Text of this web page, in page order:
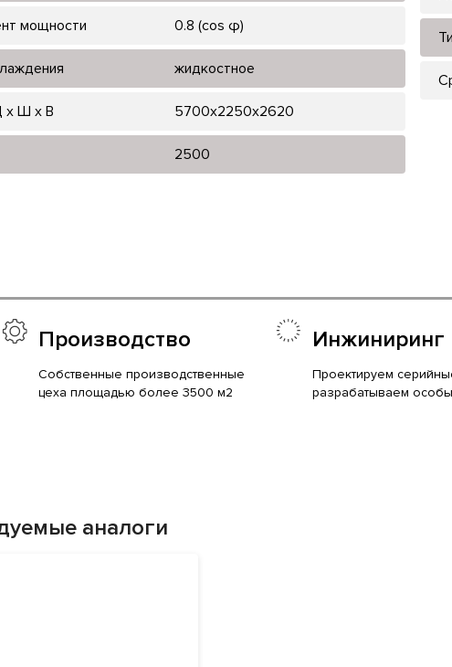
мощности 0.8 (cos φ)
жидкостное
x Ш x В 5700x2250x2620
2500
Производство
Собственные производственные
цеха площадью более 3500 м2
Инжиниринг
Проектируем
разрабатываем
аналоги